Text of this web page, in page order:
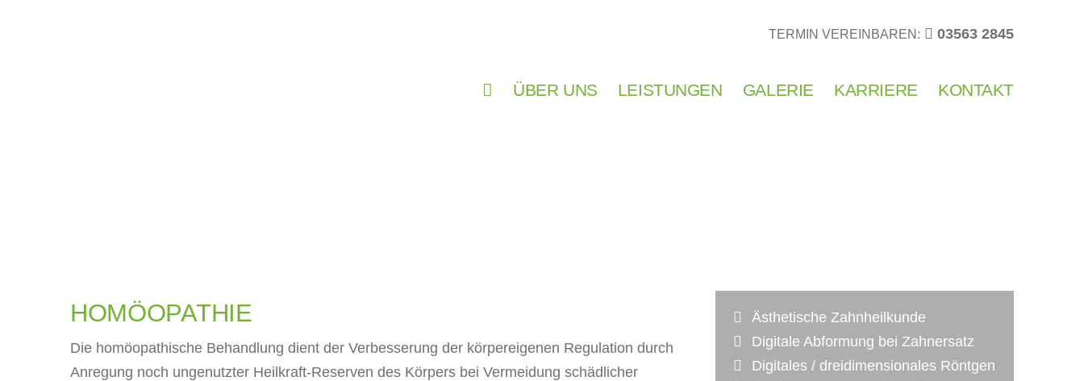
TERMIN VEREINBAREN: 03563 2845
ÜBER UNS LEISTUNGEN GALERIE KARRIERE KONTAKT
HOMÖOPATHIE
Die homöopathische Behandlung dient der Verbesserung der körpereigenen Regulation durch
Anregung noch ungenutzter Heilkraft-Reserven des Körpers bei Vermeidung schädlicher
Ästhetische Zahnheilkunde
Digitale Abformung bei Zahnersatz
Digitales / dreidimensionales Röntgen